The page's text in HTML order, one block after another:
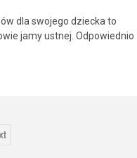
dla swojego dziecka to
jamy ustnej. Odpowiednio